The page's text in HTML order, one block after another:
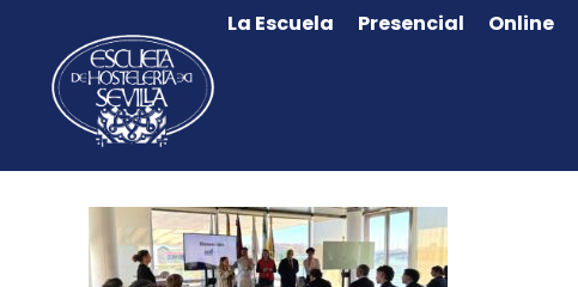
La Escuela Presencial Online